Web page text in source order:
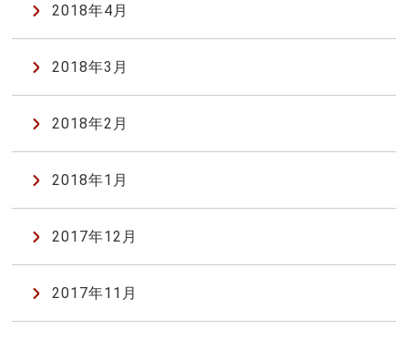
2018年4月
2018年3月
2018年2月
2018年1月
2017年12月
2017年11月